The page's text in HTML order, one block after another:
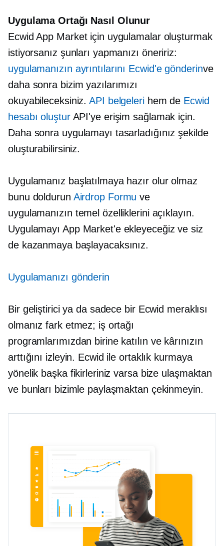
Uygulama Ortağı Nasıl Olunur
Ecwid App Market için uygulamalar oluşturmak
istiyorsanız şunları yapmanızı öneririz:
uygulamanızın ayrıntılarını Ecwid'e gönderinve
daha sonra bizim yazılarımızı
okuyabileceksiniz.API belgelerihem de Ecwid
hesabı oluşturAPI'ye erişim sağlamak için.
Daha sonra uygulamayı tasarladığınız şekilde
oluşturabilirsiniz.
Uygulamanız başlatılmaya hazır olur olmaz
bunu doldurun Airdrop Formu ve
uygulamanızın temel özelliklerini açıklayın.
Uygulamayı App Market'e ekleyeceğiz ve siz
de kazanmaya başlayacaksınız.
Uygulamanızı gönderin
Bir geliştirici ya da sadece bir Ecwid meraklısı
olmanız fark etmez; iş ortağı
programlarımızdan birine katılın ve kârınızın
arttığını izleyin. Ecwid ile ortaklık kurmaya
yönelik başka fikirleriniz varsa bize ulaşmaktan
ve bunları bizimle paylaşmaktan çekinmeyin.